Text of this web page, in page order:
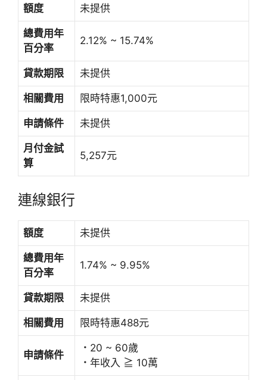
額度 未提供
總費用年
百分率
2.12% ~ 15.74%
貸款期限 未提供
相關費用 限時特惠1,000元
申請條件 未提供
月付金試
算
5,257元
連線銀行
額度 未提供
總費用年
百分率
1.74% ~ 9.95%
貸款期限 未提供
相關費用 限時特惠488元
申請條件
． 20 ~ 60歲
． 年收入 ≧ 10萬